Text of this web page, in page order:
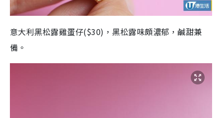
意大利黑松露雞蛋仔($30) ，黑松露味頗濃郁，鹹甜兼
備。